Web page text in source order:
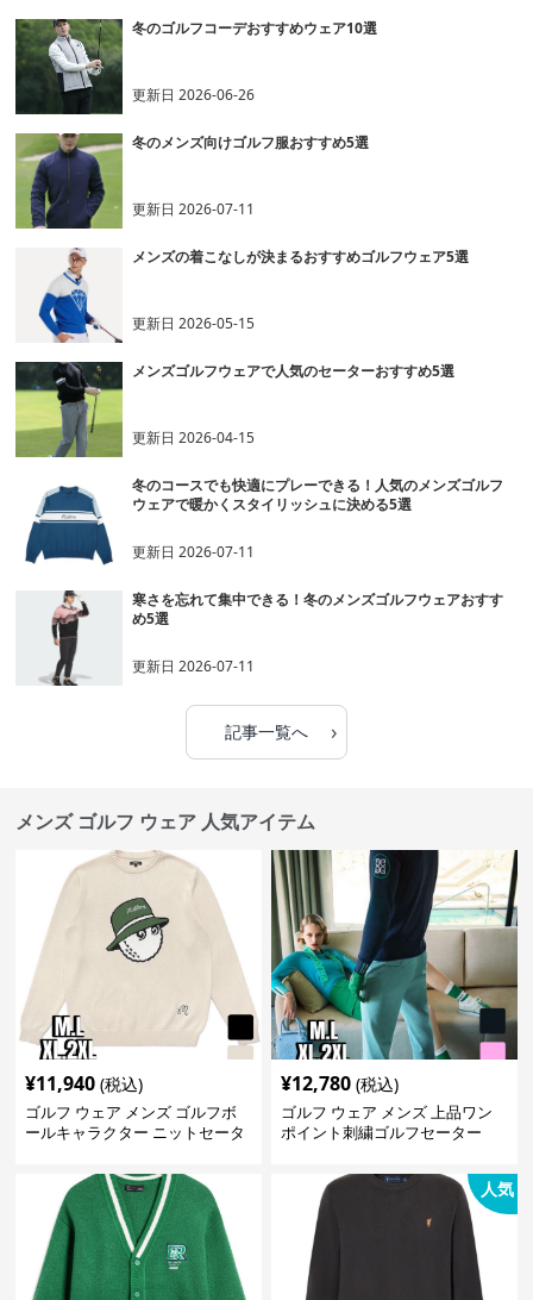
冬のゴルフコーデおすすめウェア10選
更新日2026-06-26
冬のメンズ向けゴルフ服おすすめ5選
更新日2026-07-11
メンズの着こなしが決まるおすすめゴルフウェア5選
更新日2026-05-15
メンズゴルフウェアで人気のセーターおすすめ5選
更新日2026-04-15
冬のコースでも快適にプレーできる！人気のメンズゴルフ
ウェアで暖かくスタイリッシュに決める5選
更新日2026-07-11
寒さを忘れて集中できる！冬のメンズゴルフウェアおすす
め5選
更新日2026-07-11
記事一覧へ ›
メンズ ゴルフ ウェア 人気アイテム
¥11,940 (税込)
ゴルフ ウェア メンズ ゴルフボ
ールキャラクター ニットセータ
¥12,780 (税込)
ゴルフ ウェア メンズ 上品ワン
ポイント刺繍ゴルフセーター
人気